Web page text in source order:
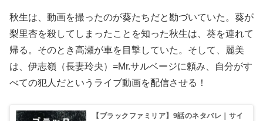
秋生は、動画を撮ったのが葵たちだと勘づいていた。葵が
梨里杏を殺してしまったことを知った秋生は、葵を連れて
帰る。そのとき高瀬が車を目撃していた。そして、麗美
は、伊志嶺（長妻玲央）=Mr.サルベージに頼み、自分がす
べての犯人だというライブ動画を配信させる！
【ブラックファミリア】9話のネタバレ｜サイ